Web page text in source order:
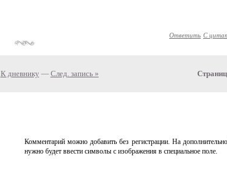
Ответить С
К дневнику — След. запись »
Комментарий можно добавить без регистрации. На
нужно будет ввести символы с изображения в специальное поле.